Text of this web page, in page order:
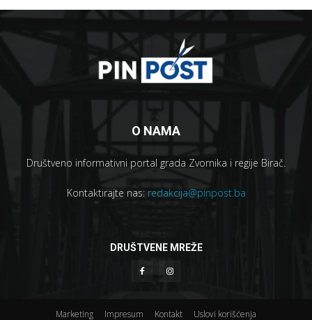
O NAMA
Društveno informativni portal grada Zvornika i regije Birač.
Kontaktirajte nas: redakcija@pinpost.ba
DRUŠTVENE MREŽE
Marketing Impresum Kontakt Uslovi korišćenja